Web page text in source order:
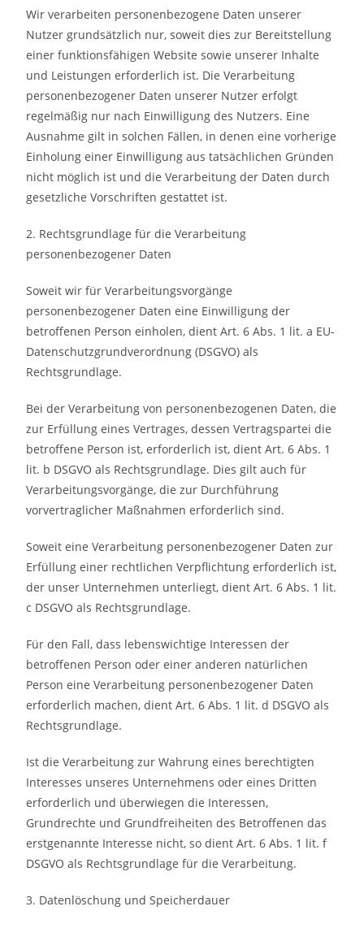
Wir verarbeiten personenbezogene Daten unserer
Nutzer grundsätzlich nur, soweit dies zur Bereitstellung
einer funktionsfähigen Website sowie unserer Inhalte
und Leistungen erforderlich ist. Die Verarbeitung
personenbezogener Daten unserer Nutzer erfolgt
regelmäßig nur nach Einwilligung des Nutzers. Eine
Ausnahme gilt in solchen Fällen, in denen eine vorherige
Einholung einer Einwilligung aus tatsächlichen Gründen
nicht möglich ist und die Verarbeitung der Daten durch
gesetzliche Vorschriften gestattet ist.
2. Rechtsgrundlage für die Verarbeitung
personenbezogener Daten
Soweit wir für Verarbeitungsvorgänge
personenbezogener Daten eine Einwilligung der
betroffenen Person einholen, dient Art. 6 Abs. 1 lit. a EU-
Datenschutzgrundverordnung (DSGVO) als
Rechtsgrundlage.
Bei der Verarbeitung von personenbezogenen Daten, die
zur Erfüllung eines Vertrages, dessen Vertragspartei die
betroffene Person ist, erforderlich ist, dient Art. 6 Abs. 1
lit. b DSGVO als Rechtsgrundlage. Dies gilt auch für
Verarbeitungsvorgänge, die zur Durchführung
vorvertraglicher Maßnahmen erforderlich sind.
Soweit eine Verarbeitung personenbezogener Daten zur
Erfüllung einer rechtlichen Verpflichtung erforderlich ist,
der unser Unternehmen unterliegt, dient Art. 6 Abs. 1 lit.
c DSGVO als Rechtsgrundlage.
Für den Fall, dass lebenswichtige Interessen der
betroffenen Person oder einer anderen natürlichen
Person eine Verarbeitung personenbezogener Daten
erforderlich machen, dient Art. 6 Abs. 1 lit. d DSGVO als
Rechtsgrundlage.
Ist die Verarbeitung zur Wahrung eines berechtigten
Interesses unseres Unternehmens oder eines Dritten
erforderlich und überwiegen die Interessen,
Grundrechte und Grundfreiheiten des Betroffenen das
erstgenannte Interesse nicht, so dient Art. 6 Abs. 1 lit. f
DSGVO als Rechtsgrundlage für die Verarbeitung.
3. Datenlöschung und Speicherdauer